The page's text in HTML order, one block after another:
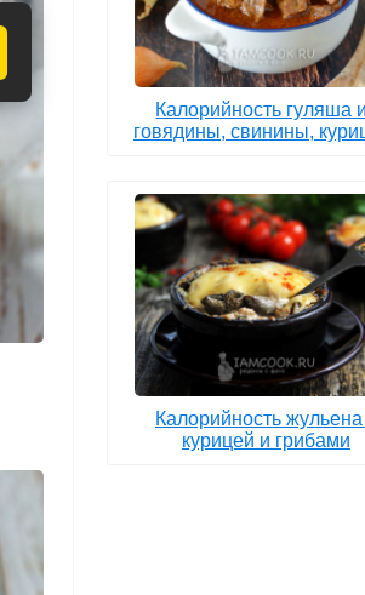
Калорийность гуляша
говядины, свинины,
Калорийность жульена
курицей и грибами